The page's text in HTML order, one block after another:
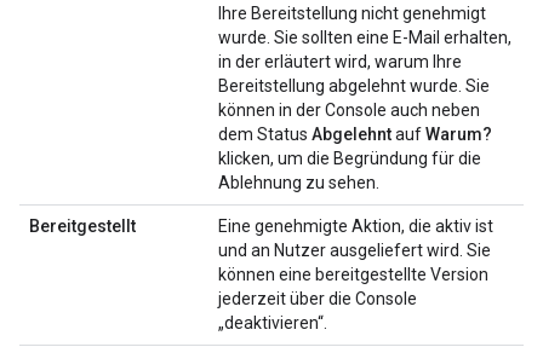
Ihre Bereitstellung nicht genehmigt
wurde. Sie sollten eine E-Mail erhalten,
in der erläutert wird, warum Ihre
Bereitstellung abgelehnt wurde. Sie
können in der Console auch neben
dem Status AbgelehntaufWarum?
klicken, um die Begründung für die
Ablehnung zu sehen.
Bereitgestellt
Eine genehmigte Aktion, die aktiv ist
und an Nutzer ausgeliefert wird. Sie
können eine bereitgestellte Version
jederzeit über die Console
„deaktivieren“.